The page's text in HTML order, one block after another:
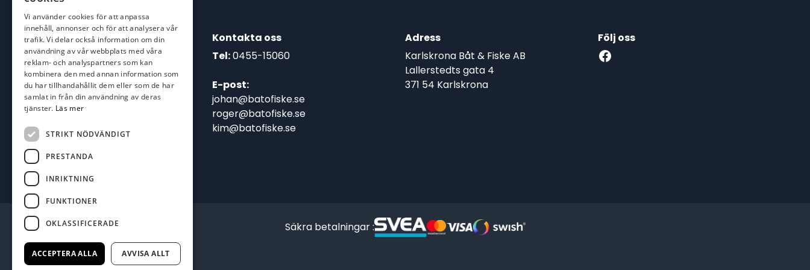
Kontakta oss
Tel:0455-15060
E-post:
johan@batofiske.se
roger@batofiske.se
kim@batofiske.se
Adress
Karlskrona Båt & Fiske AB
Lallerstedts gata 4
371 54 Karlskrona
Följ oss
Facebook
Säkra betalningar :
Vi använder cookies för att anpassa
innehåll, annonser och för att analysera vår
trafik. Vi delar också information om din
användning av vår webbplats med våra
reklam- och analyspartners som kan
kombinera den med annan information som
du har tillhandahållit dem eller som de har
samlat in från din användning av deras
tjänster. Läs mer
STRIKT NÖDVÄNDIGT
PRESTANDA
INRIKTNING
FUNKTIONER
OKLASSIFICERADE
ACCEPTERA ALLA AVVISA ALLT